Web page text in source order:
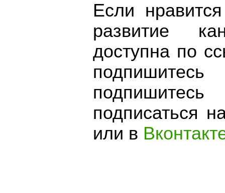
Если
развитие
доступна по
подписаться
или в